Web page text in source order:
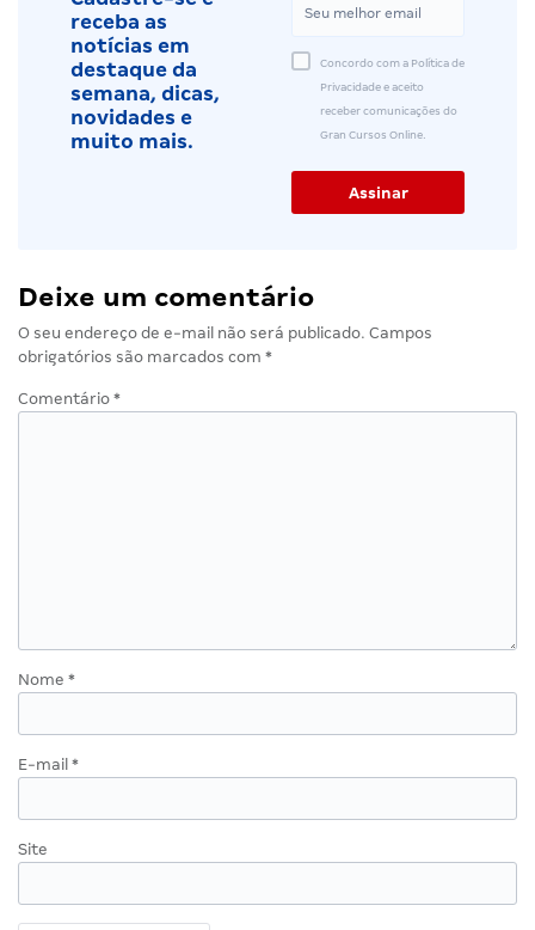
receba as
notícias em
destaque da
semana, dicas,
novidades e
muito mais.
Concordo com a Política de
Privacidade e aceito
receber comunicações do
Gran Cursos Online.
Deixe um comentário
O seu endereço de e-mail não será publicado. Campos
obrigatórios são marcados com *
Comentário *
Nome *
E-mail *
Site